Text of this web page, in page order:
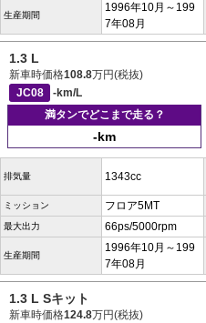
生産期間
1996年10月～199
7年08月
1.3 L
新車時価格108.8万円(税抜)
JC08
-km/L
満タンでどこまで走る？
-km
排気量 1343cc
ミッション フロア5MT
最大出力 66ps/5000rpm
生産期間
1996年10月～199
7年08月
1.3 L Sキット
新車時価格124.8万円(税抜)